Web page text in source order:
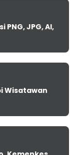
PNG, JPG, AI,
Wisatawan